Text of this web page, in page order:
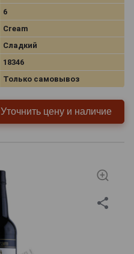
6
Cream
Сладкий
18346
Только самовывоз
Уточнить цену и наличие